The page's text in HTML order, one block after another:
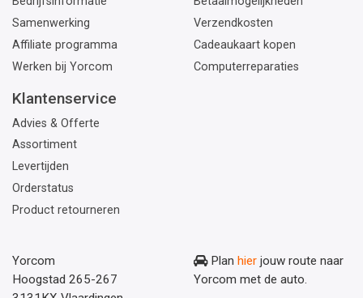
Samenwerking
Affiliate programma
Werken bij Yorcom
Verzendkosten
Cadeaukaart kopen
Computerreparaties
Klantenservice
Advies & Offerte
Assortiment
Levertijden
Orderstatus
Product retourneren
Yorcom
Hoogstad 265-267
Plan hier jouw route naar
Yorcom met de auto.